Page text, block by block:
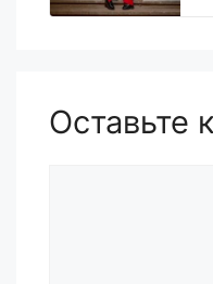
Оставьте